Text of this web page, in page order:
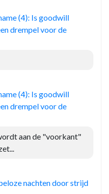
(4): Is goodwill
drempel voor de
(4): Is goodwill
drempel voor de
aan de "voorkant"
nachten door strijd